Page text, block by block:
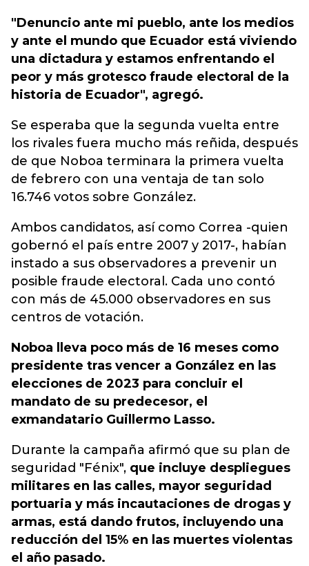
"Denuncio ante mi pueblo, ante los medios
y ante el mundo que Ecuador está viviendo
una dictadura y estamos enfrentando el
peor y más grotesco fraude electoral de la
historia de Ecuador", agregó.
Se esperaba que la segunda vuelta entre
los rivales fuera mucho más reñida, después
de que Noboa terminara la primera vuelta
de febrero con una ventaja de tan solo
16.746 votos sobre González.
Ambos candidatos, así como Correa -quien
gobernó el país entre 2007 y 2017-, habían
instado a sus observadores a prevenir un
posible fraude electoral. Cada uno contó
con más de 45.000 observadores en sus
centros de votación.
Noboa lleva poco más de 16 meses como
presidente tras vencer a González en las
elecciones de 2023 para concluir el
mandato de su predecesor, el
exmandatario Guillermo Lasso.
Durante la campaña afirmó que su plan de
seguridad "Fénix", que incluye despliegues
militares en las calles, mayor seguridad
portuaria y más incautaciones de drogas y
armas, está dando frutos, incluyendo una
reducción del 15% en las muertes violentas
el año pasado.